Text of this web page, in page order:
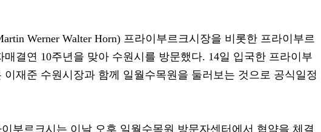
Werner Walter Horn) 프라이부르크시장을 비롯한 프라이부르
매결연 10주년을 맞아 수원시를 방문했다. 14일 입국한 프라이부
이재준 수원시장과 함께 일월수목원을 둘러보는 것으로 공식일정
부르크시는 이날 오후 일월수목원 방문자센터에서 협약을 체결